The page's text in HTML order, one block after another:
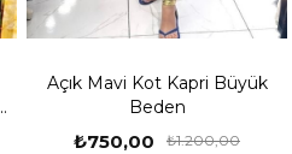
Açık Mavi Kot Kapri Büyük
Beden
₺750,00 ₺1.200,00